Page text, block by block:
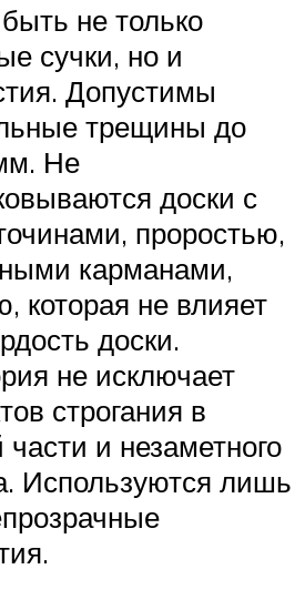
не только
сучки, но и
Допустимы
трещины до
Не
доски с
проростью,
карманами,
которая не влияет
доски.
не исключает
строгания в
и незаметного
Используются лишь